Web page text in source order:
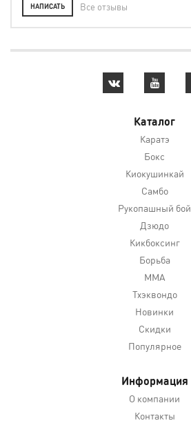
НАПИСАТЬ Все отзывы
Каталог
Каратэ
Бокс
Киокушинкай
Самбо
Рукопашный бой
Дзюдо
Кикбоксинг
Борьба
MMA
Тхэквондо
Новинки
Скидки
Популярное
Информация
О компании
Контакты